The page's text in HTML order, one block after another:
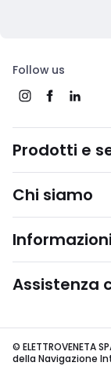
Follow us
Prodotti e
Chi siamo
Assistenza
© ELETTROVENETA
della Navigazione